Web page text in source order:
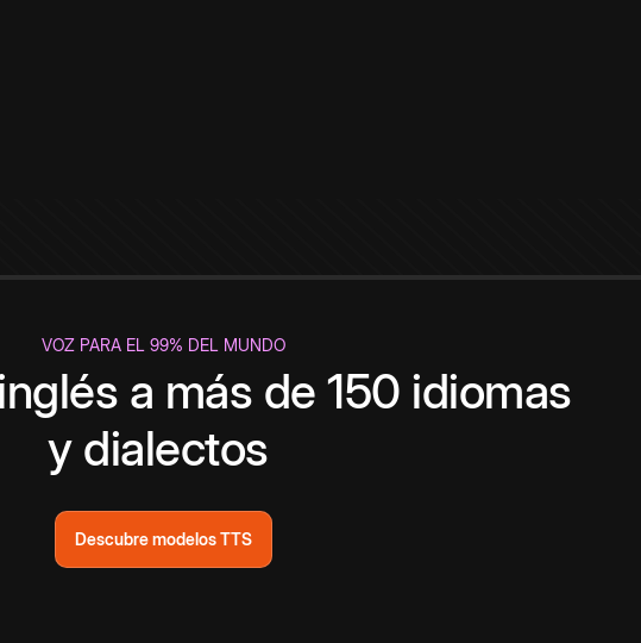
VOZ PARA EL 99% DEL MUNDO
a más de 150 idiomas
y dialectos
Descubre modelos TTS